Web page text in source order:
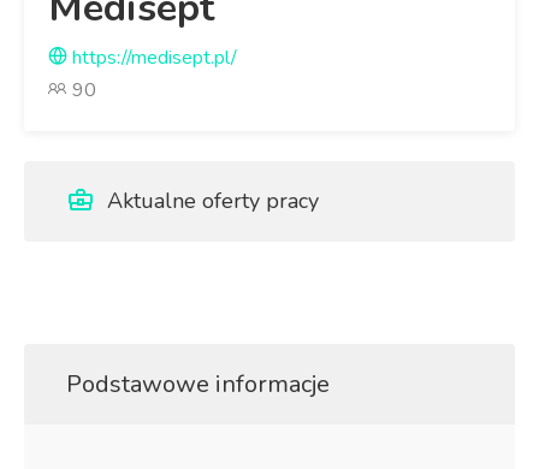
https://medisept.pl/
90
Aktualne oferty pracy
Podstawowe informacje